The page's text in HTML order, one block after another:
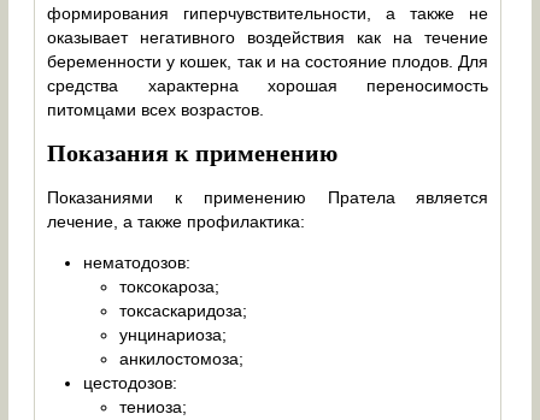
формирования гиперчувствительности, а также не
оказывает негативного воздействия как на течение
беременности у кошек, так и на состояние плодов. Для
средства характерна хорошая переносимость
питомцами всех возрастов.
Показания к применению
Показаниями к применению Пратела является
лечение, а также профилактика:
нематодозов:
токсокароза;
токсаскаридоза;
унцинариоза;
анкилостомоза;
цестодозов:
тениоза;